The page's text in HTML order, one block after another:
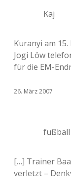
Kaj
Kuranyi am
Jogi Löw
für die EM-
26. März 2007
fußball
[…] Trainer
verletzt –